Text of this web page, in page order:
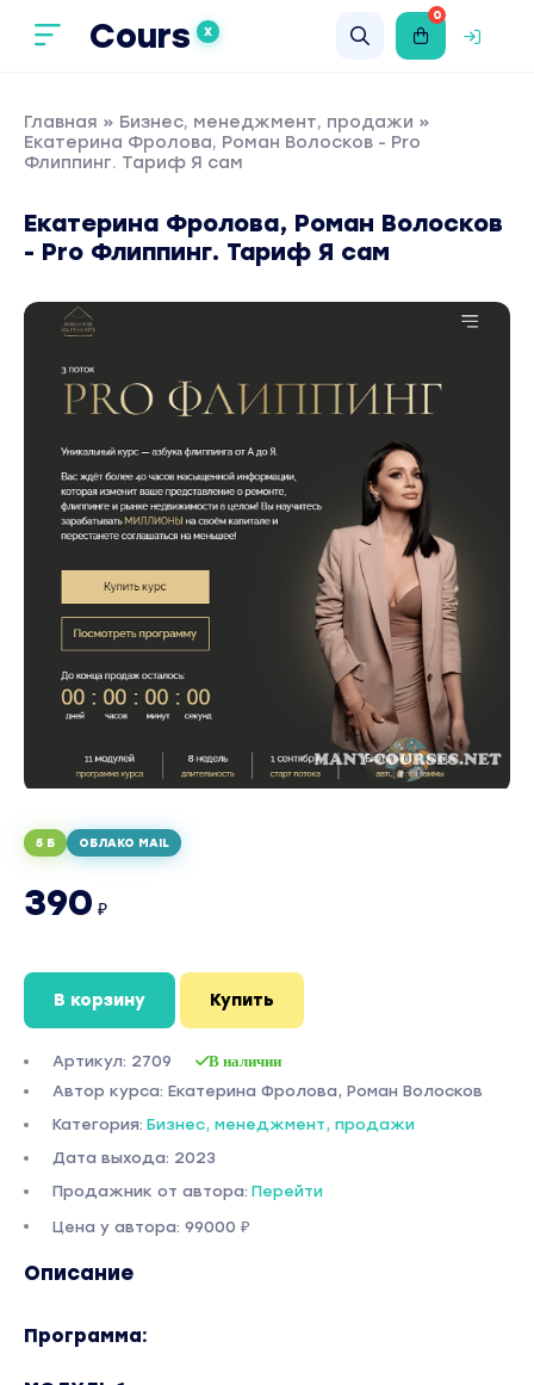
Cours X
0
Главная » Бизнес, менеджмент, продажи »
Екатерина Фролова, Роман Волосков - Pro
Флиппинг. Тариф Я сам
Екатерина Фролова, Роман Волосков
- Pro Флиппинг. Тариф Я сам
5 Б ОБЛАКО MAIL
390 ₽
В корзину Купить
Артикул: 2709 В наличии
Автор курса: Екатерина Фролова, Роман Волосков
Категория: Бизнес, менеджмент, продажи
Дата выхода: 2023
Продажник от автора: Перейти
Цена у автора: 99000 ₽
Описание
Программа: